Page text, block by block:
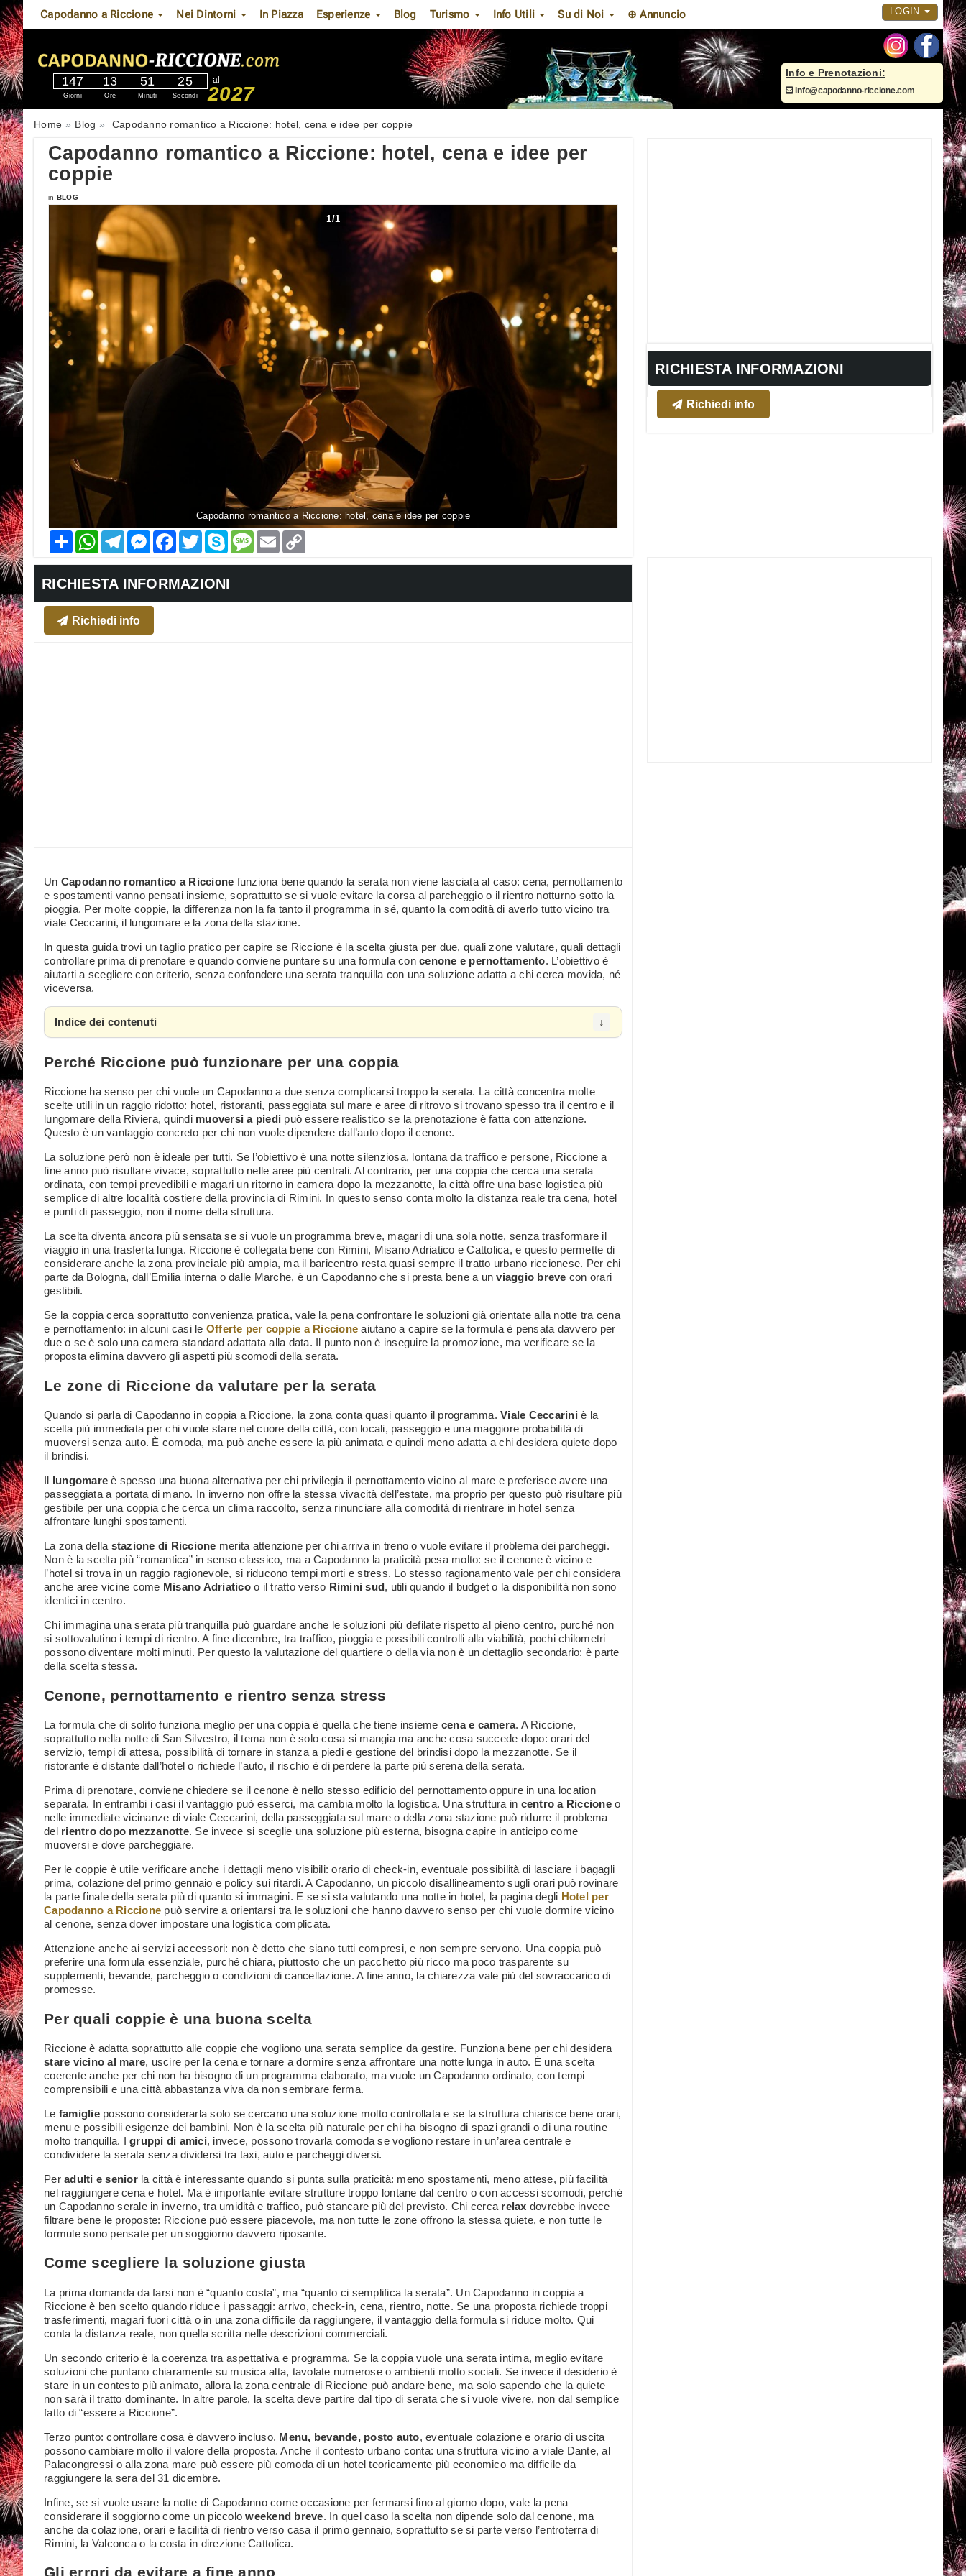
Capodanno a Riccione Nei Dintorni In Piazza Esperienze Blog Turismo Info Utili Su di Noi ⊕ Annuncio LOGIN
147
Giorni
13
Ore
51
Minuti
24
Secondi
al
2027
Info e Prenotazioni:
info@capodanno-riccione.com
Home Blog Capodanno romantico a Riccione: hotel, cena e idee per coppie
Capodanno romantico a Riccione: hotel, cena e idee per
coppie
in BLOG
1/1
Capodanno romantico a Riccione: hotel, cena e idee per coppie
CondividiWhatsAppTelegramMessenger
Facebook
TwitterSkypeMessage
Email
RICHIESTA INFORMAZIONI
Richiedi info
RICHIESTA INFORMAZIONI
Richiedi info
Un Capodanno romantico a Riccione funziona bene quando la serata non viene lasciata al caso: cena, pernottamento
e spostamenti vanno pensati insieme, soprattutto se si vuole evitare la corsa al parcheggio o il rientro notturno sotto la
pioggia. Per molte coppie, la differenza non la fa tanto il programma in sé, quanto la comodità di averlo tutto vicino tra
viale Ceccarini, il lungomare e la zona della stazione.
In questa guida trovi un taglio pratico per capire se Riccione è la scelta giusta per due, quali zone valutare, quali dettagli
controllare prima di prenotare e quando conviene puntare su una formula con cenone e pernottamento. L’obiettivo è
aiutarti a scegliere con criterio, senza confondere una serata tranquilla con una soluzione adatta a chi cerca movida, né
viceversa.
Indice dei contenuti
Perché Riccione può funzionare per una coppia
Riccione ha senso per chi vuole un Capodanno a due senza complicarsi troppo la serata. La città concentra molte
scelte utili in un raggio ridotto: hotel, ristoranti, passeggiata sul mare e aree di ritrovo si trovano spesso tra il centro e il
lungomare della Riviera, quindi muoversi a piedi può essere realistico se la prenotazione è fatta con attenzione.
Questo è un vantaggio concreto per chi non vuole dipendere dall’auto dopo il cenone.
La soluzione però non è ideale per tutti. Se l’obiettivo è una notte silenziosa, lontana da traffico e persone, Riccione a
fine anno può risultare vivace, soprattutto nelle aree più centrali. Al contrario, per una coppia che cerca una serata
ordinata, con tempi prevedibili e magari un ritorno in camera dopo la mezzanotte, la città offre una base logistica più
semplice di altre località costiere della provincia di Rimini. In questo senso conta molto la distanza reale tra cena, hotel
e punti di passeggio, non il nome della struttura.
La scelta diventa ancora più sensata se si vuole un programma breve, magari di una sola notte, senza trasformare il
viaggio in una trasferta lunga. Riccione è collegata bene con Rimini, Misano Adriatico e Cattolica, e questo permette di
considerare anche la zona provinciale più ampia, ma il baricentro resta quasi sempre il tratto urbano riccionese. Per chi
parte da Bologna, dall’Emilia interna o dalle Marche, è un Capodanno che si presta bene a unviaggio breve con orari
gestibili.
Se la coppia cerca soprattutto convenienza pratica, vale la pena confrontare le soluzioni già orientate alla notte tra cena
e pernottamento: in alcuni casi le Offerte per coppie a Riccione aiutano a capire se la formula è pensata davvero per
due o se è solo una camera standard adattata alla data. Il punto non è inseguire la promozione, ma verificare se la
proposta elimina davvero gli aspetti più scomodi della serata.
Le zone di Riccione da valutare per la serata
Quando si parla di Capodanno in coppia a Riccione, la zona conta quasi quanto il programma. Viale Ceccarini è la
scelta più immediata per chi vuole stare nel cuore della città, con locali, passeggio e una maggiore probabilità di
muoversi senza auto. È comoda, ma può anche essere la più animata e quindi meno adatta a chi desidera quiete dopo
il brindisi.
Il lungomare è spesso una buona alternativa per chi privilegia il pernottamento vicino al mare e preferisce avere una
passeggiata a portata di mano. In inverno non offre la stessa vivacità dell’estate, ma proprio per questo può risultare più
gestibile per una coppia che cerca un clima raccolto, senza rinunciare alla comodità di rientrare in hotel senza
affrontare lunghi spostamenti.
La zona della stazione di Riccione merita attenzione per chi arriva in treno o vuole evitare il problema dei parcheggi.
Non è la scelta più “romantica” in senso classico, ma a Capodanno la praticità pesa molto: se il cenone è vicino e
l’hotel si trova in un raggio ragionevole, si riducono tempi morti e stress. Lo stesso ragionamento vale per chi considera
anche aree vicine come Misano Adriaticoo il tratto verso Rimini sud, utili quando il budget o la disponibilità non sono
identici in centro.
Chi immagina una serata più tranquilla può guardare anche le soluzioni più defilate rispetto al pieno centro, purché non
si sottovalutino i tempi di rientro. A fine dicembre, tra traffico, pioggia e possibili controlli alla viabilità, pochi chilometri
possono diventare molti minuti. Per questo la valutazione del quartiere o della via non è un dettaglio secondario: è parte
della scelta stessa.
Cenone, pernottamento e rientro senza stress
La formula che di solito funziona meglio per una coppia è quella che tiene insieme cena e camera. A Riccione,
soprattutto nella notte di San Silvestro, il tema non è solo cosa si mangia ma anche cosa succede dopo: orari del
servizio, tempi di attesa, possibilità di tornare in stanza a piedi e gestione del brindisi dopo la mezzanotte. Se il
ristorante è distante dall’hotel o richiede l’auto, il rischio è di perdere la parte più serena della serata.
Prima di prenotare, conviene chiedere se il cenone è nello stesso edificio del pernottamento oppure in una location
separata. In entrambi i casi il vantaggio può esserci, ma cambia molto la logistica. Una struttura in centro a Riccioneo
nelle immediate vicinanze di viale Ceccarini, della passeggiata sul mare o della zona stazione può ridurre il problema
del rientro dopo mezzanotte. Se invece si sceglie una soluzione più esterna, bisogna capire in anticipo come
muoversi e dove parcheggiare.
Per le coppie è utile verificare anche i dettagli meno visibili: orario di check-in, eventuale possibilità di lasciare i bagagli
prima, colazione del primo gennaio e policy sui ritardi. A Capodanno, un piccolo disallineamento sugli orari può rovinare
la parte finale della serata più di quanto si immagini. E se si sta valutando una notte in hotel, la pagina degli Hotel per
Capodanno a Riccione può servire a orientarsi tra le soluzioni che hanno davvero senso per chi vuole dormire vicino
al cenone, senza dover impostare una logistica complicata.
Attenzione anche ai servizi accessori: non è detto che siano tutti compresi, e non sempre servono. Una coppia può
preferire una formula essenziale, purché chiara, piuttosto che un pacchetto più ricco ma poco trasparente su
supplementi, bevande, parcheggio o condizioni di cancellazione. A fine anno, la chiarezza vale più del sovraccarico di
promesse.
Per quali coppie è una buona scelta
Riccione è adatta soprattutto alle coppie che vogliono una serata semplice da gestire. Funziona bene per chi desidera
stare vicino al mare, uscire per la cena e tornare a dormire senza affrontare una notte lunga in auto. È una scelta
coerente anche per chi non ha bisogno di un programma elaborato, ma vuole un Capodanno ordinato, con tempi
comprensibili e una città abbastanza viva da non sembrare ferma.
Le famigliepossono considerarla solo se cercano una soluzione molto controllata e se la struttura chiarisce bene orari,
menu e possibili esigenze dei bambini. Non è la scelta più naturale per chi ha bisogno di spazi grandi o di una routine
molto tranquilla. I gruppi di amici, invece, possono trovarla comoda se vogliono restare in un’area centrale e
condividere la serata senza dividersi tra taxi, auto e parcheggi diversi.
Per adulti e seniorla città è interessante quando si punta sulla praticità: meno spostamenti, meno attese, più facilità
nel raggiungere cena e hotel. Ma è importante evitare strutture troppo lontane dal centro o con accessi scomodi, perché
un Capodanno serale in inverno, tra umidità e traffico, può stancare più del previsto. Chi cerca relax dovrebbe invece
filtrare bene le proposte: Riccione può essere piacevole, ma non tutte le zone offrono la stessa quiete, e non tutte le
formule sono pensate per un soggiorno davvero riposante.
Come scegliere la soluzione giusta
La prima domanda da farsi non è “quanto costa”, ma “quanto ci semplifica la serata”. Un Capodanno in coppia a
Riccione è ben scelto quando riduce i passaggi: arrivo, check-in, cena, rientro, notte. Se una proposta richiede troppi
trasferimenti, magari fuori città o in una zona difficile da raggiungere, il vantaggio della formula si riduce molto. Qui
conta la distanza reale, non quella scritta nelle descrizioni commerciali.
Un secondo criterio è la coerenza tra aspettativa e programma. Se la coppia vuole una serata intima, meglio evitare
soluzioni che puntano chiaramente su musica alta, tavolate numerose o ambienti molto sociali. Se invece il desiderio è
stare in un contesto più animato, allora la zona centrale di Riccione può andare bene, ma solo sapendo che la quiete
non sarà il tratto dominante. In altre parole, la scelta deve partire dal tipo di serata che si vuole vivere, non dal semplice
fatto di “essere a Riccione”.
Terzo punto: controllare cosa è davvero incluso. Menu, bevande, posto auto, eventuale colazione e orario di uscita
possono cambiare molto il valore della proposta. Anche il contesto urbano conta: una struttura vicino a viale Dante, al
Palacongressi o alla zona mare può essere più comoda di un hotel teoricamente più economico ma difficile da
raggiungere la sera del 31 dicembre.
Infine, se si vuole usare la notte di Capodanno come occasione per fermarsi fino al giorno dopo, vale la pena
considerare il soggiorno come un piccoloweekend breve. In quel caso la scelta non dipende solo dal cenone, ma
anche da colazione, orari e facilità di rientro verso casa il primo gennaio, soprattutto se si parte verso l’entroterra di
Rimini, la Valconca o la costa in direzione Cattolica.
Gli errori da evitare a fine anno